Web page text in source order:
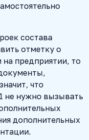
состава
отметку о
предприятии, то
что
не нужно вызывать
дополнительных